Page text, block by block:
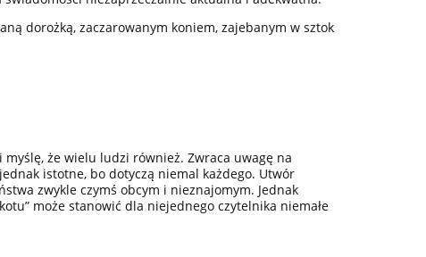
dorożką, zaczarowanym koniem, zajebanym w sztok
że wielu ludzi również. Zwraca uwagę na
istotne, bo dotyczą niemal każdego. Utwór
zwykle czymś obcym i nieznajomym. Jednak
może stanowić dla niejednego czytelnika niemałe